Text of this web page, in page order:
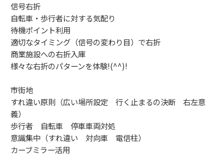
信号右折
自転車・歩行者に対する気配り
待機ポイント利用
適切なタイミング（信号の変わり目）で右折
商業施設への右折入庫
様々な右折のパターンを体験!(^^)!
市街地
すれ違い原則（広い場所設定 行く止まるの決断 右左意
義）
歩行者 自転車 停車車両対処
意識集中（すれ違い 対向車 電信柱）
カーブミラー活用